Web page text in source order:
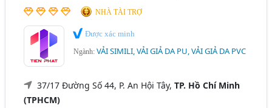
NHÀ TÀI TRỢ
Được xác minh
Ngành:VẢI SIMILI, VẢI GIẢ DA PU, VẢI GIẢ DA PVC
37/17 Đường Số 44, P. An Hội Tây,TP. Hồ Chí Minh
(TPHCM)